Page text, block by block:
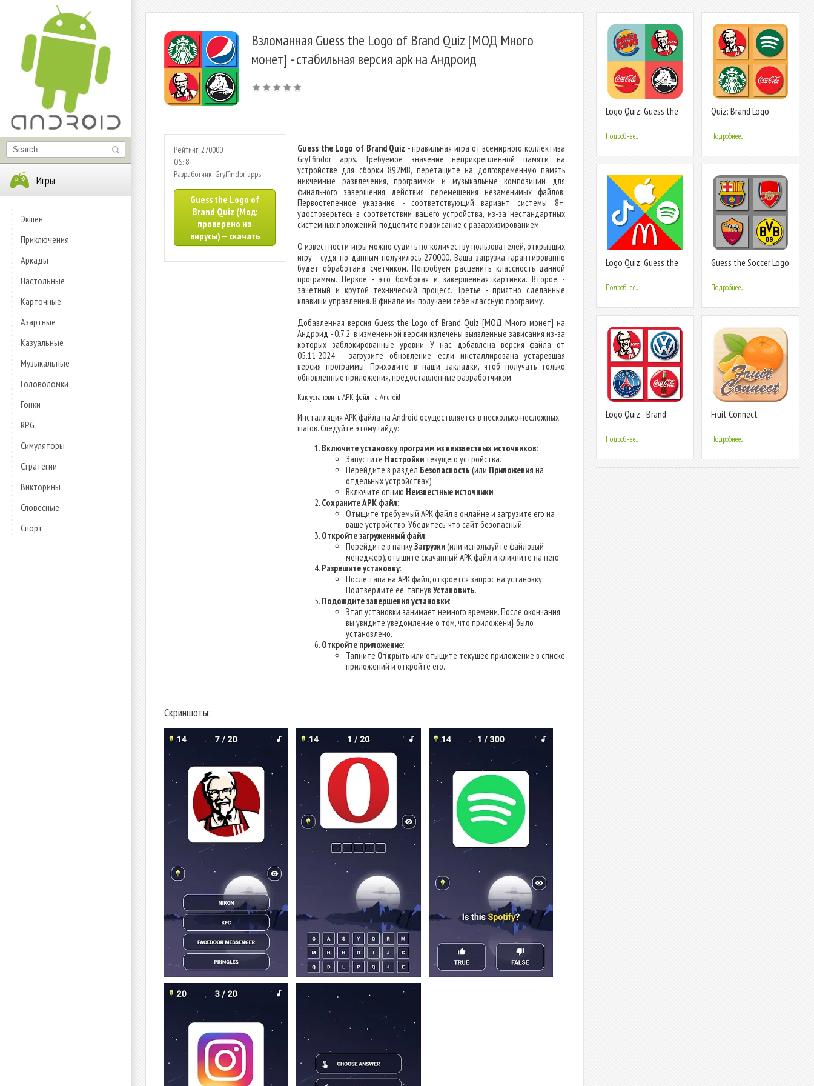
Игры
Экшен
Приключения
Аркады
Настольные
Карточные
Азартные
Казуальные
Музыкальные
Головоломки
Гонки
RPG
Симуляторы
Стратегии
Викторины
Словесные
Спорт
Взломанная Guess the Logo of Brand Quiz [МОД Много
монет] - стабильная версия apk на Андроид
Рейтинг: 270000
OS: 8+
Разработчик: Gryffindor apps
Guess the Logo of
Brand Quiz (Мод:
проверено на
вирусы) — скачать
Guess the Logo of Brand Quiz - правильная игра от всемирного коллектива
Gryffindor apps. Требуемое значение неприкрепленной памяти на
устройстве для сборки 892MB, перетащите на долговременную память
никчемные развлечения, программки и музыкальные композиции для
финального завершения действия перемещения незаменимых файлов.
Первостепенное указание - соответствующий вариант системы. 8+,
удостоверьтесь в соответствии вашего устройства, из-за нестандартных
системных положений, подцепите подвисание с разархивированием.
О известности игры можно судить по количеству пользователей, открывших
игру - судя по данным получилось 270000. Ваша загрузка гарантированно
будет обработана счетчиком. Попробуем расценить классность данной
программы. Первое - это бомбовая и завершенная картинка. Второе -
зачетный и крутой технический процесс. Третье - приятно сделанные
клавиши управления. В финале мы получаем себе классную программу.
Добавленная версия Guess the Logo of Brand Quiz [МОД Много монет] на
Андроид - 0.7.2, в измененной версии излечены выявленные зависания из-за
которых заблокированные уровни. У нас добавлена версия файла от
05.11.2024 - загрузите обновление, если инсталлирована устаревшая
версия программы. Приходите в наши закладки, чтоб получать только
обновленные приложения, предоставленные разработчиком.
Как установить APK файл на Android
Инсталляция APK файла на Android осуществляется в несколько несложных
шагов. Следуйте этому гайду:
Включите установку программ из неизвестных источников:
Запустите Настройки текущего устройства.
Перейдите в раздел Безопасность (или Приложения на
отдельных устройствах).
Включите опцию Неизвестные источники.
Сохраните APK файл:
Отыщите требуемый APK файл в онлайне и загрузите его на
ваше устройство. Убедитесь, что сайт безопасный.
Откройте загруженный файл:
Перейдите в папкуЗагрузки(или используйте файловый
менеджер), отыщите скачанный APK файл и кликните на него.
Разрешите установку:
После тапа на APK файл, откроется запрос на установку.
Подтвердите её, тапнув Установить.
Подождите завершения установки:
Этап установки занимает немного времени. После окончания
вы увидите уведомление о том, что приложени} было
установлено.
Откройте приложение:
Тапните Открыть или отыщите текущее приложение в списке
приложений и откройте его.
Скриншоты:
Logo Quiz: Guess the
Подробнее...
Quiz: Brand Logo
Подробнее...
Logo Quiz: Guess the
Подробнее...
Guess the Soccer Logo
Подробнее...
Logo Quiz - Brand
Подробнее...
Fruit Connect
Подробнее...